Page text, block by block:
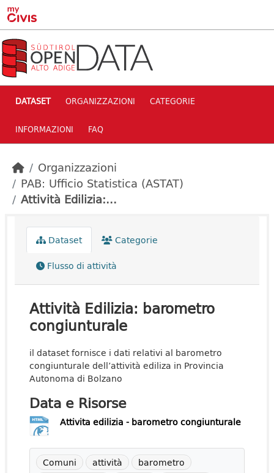
Skip to main content
DATASET ORGANIZZAZIONI CATEGORIE
INFORMAZIONI FAQ
Organizzazioni
PAB: Ufficio Statistica (ASTAT)
Attività Edilizia:...
Dataset
Categorie
Flusso di attività
Attività Edilizia: barometro
congiunturale
il dataset fornisce i dati relativi al barometro
congiunturale dell’attività ediliza in Provincia
Autonoma di Bolzano
Data e Risorse
Attivita edilizia - barometro congiunturale
Comuni attività
barometro